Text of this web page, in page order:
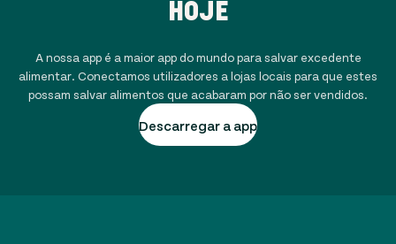
HOJE
A nossa app é a maior app do mundo para salvar excedente
alimentar. Conectamos utilizadores a lojas locais para que estes
possam salvar alimentos que acabaram por não ser vendidos.
Descarregar a app